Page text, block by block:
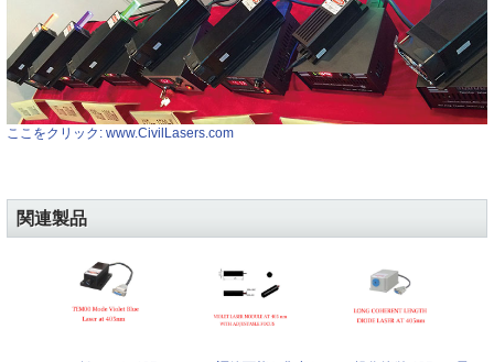
ここをクリック: www.CivilLasers.com
関連製品